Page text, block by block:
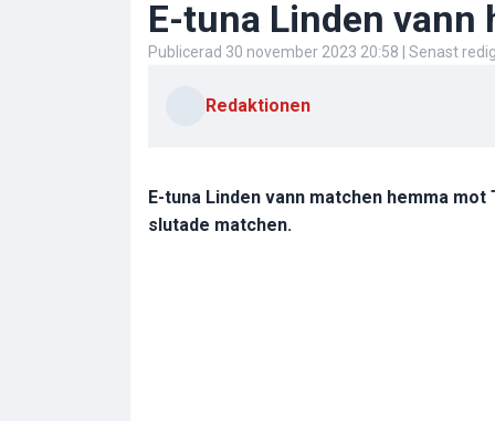
E-tuna Linden vann
Publicerad 30 november 2023 20:58 | Senast
Redaktionen
E-tuna Linden vann matchen hemma
slutade matchen.